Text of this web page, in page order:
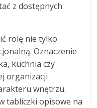
z dostępnych
rolę nie tylko
Oznaczenie
kuchnia czy
organizacji
wnętrzu.
tabliczki opisowe na